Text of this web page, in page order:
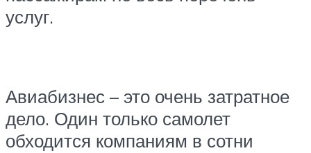
услуг.
Авиабизнес – это очень затратное
дело. Один только самолет
обходится компаниям в сотни